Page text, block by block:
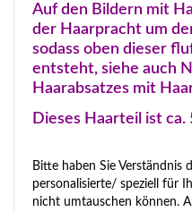
Auf den Bildern mit
der Haarpracht um
sodass oben dieser
entsteht, siehe auch
Haarabsatzes mit
Dieses Haarteil ist ca.
Bitte haben Sie Verständnis
personalisierte/ speziell für
nicht umtauschen können.